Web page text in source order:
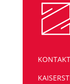
KONTAKT